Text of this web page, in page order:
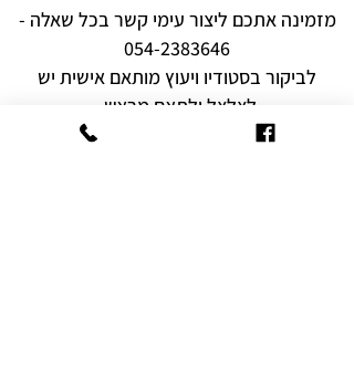
מזמינה אתכם ליצור עימי קשר בכל שאלה -
054-2383646
לביקור בסטודיו ויעוץ מותאם אישית יש
לצלצל ולתאם מראש.
רוצים להיות הראשונים לקבל עידכונים,